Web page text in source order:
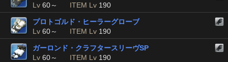
Lv 60～ ITEM Lv 190
プロトゴルド・ヒーラーグローブ
Lv 60～ ITEM Lv 190
ガーロンド・クラフタースリーヴSP
Lv 60～ ITEM Lv 190